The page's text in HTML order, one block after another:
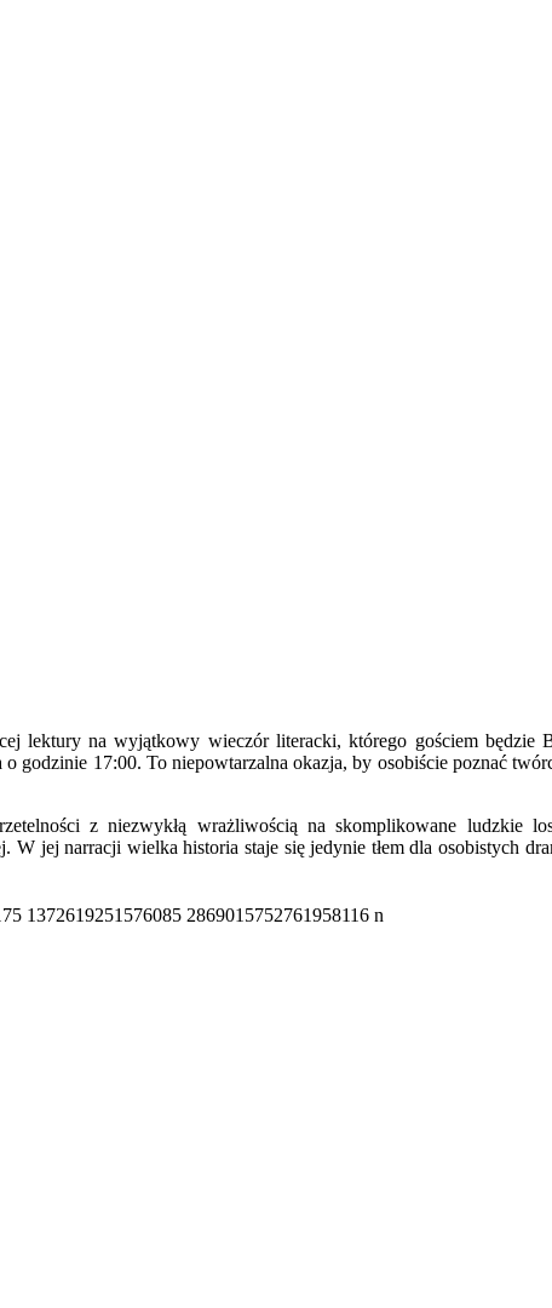
lektury na wyjątkowy wieczór literacki, którego gościem będzie
godzinie 17:00. To niepowtarzalna okazja, by osobiście poznać
z niezwykłą wrażliwością na skomplikowane ludzkie
jej narracji wielka historia staje się jedynie tłem dla osobistych